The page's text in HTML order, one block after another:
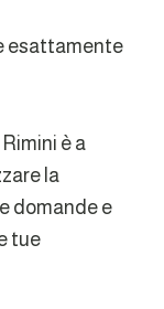
esattamente
è a
la
domande e
tue